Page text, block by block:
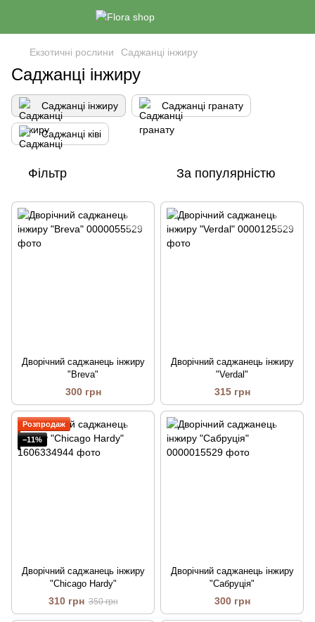
Екзотичні рослини Саджанці інжиру
Саджанці інжиру
Саджанці інжиру Саджанці гранату
Саджанці ківі
Фільтр За популярністю
Дворічний саджанець інжиру
"Breva"
300 грн
Дворічний саджанець інжиру
"Verdal"
315 грн
Розпродаж
−11%
Дворічний саджанець інжиру
"Chicago Hardy"
310 грн 350 грн
Дворічний саджанець інжиру
"Сабруція"
300 грн